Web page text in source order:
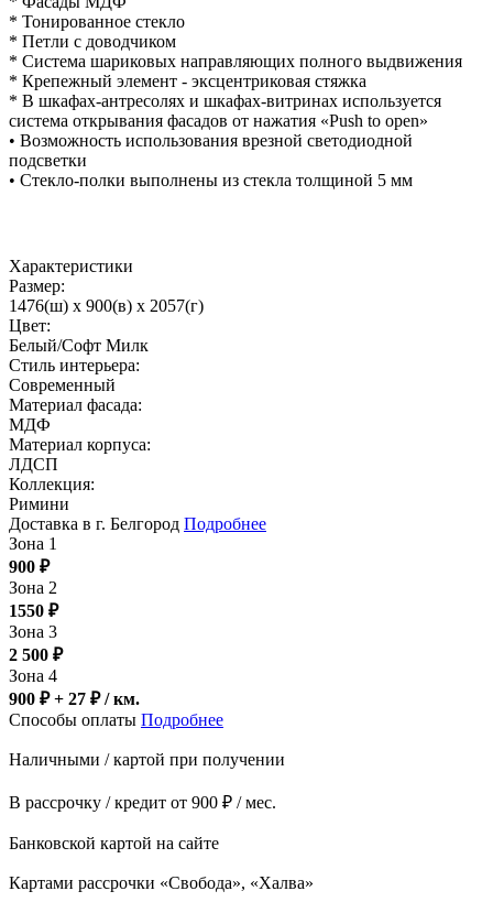
* Тонированное стекло
* Петли с доводчиком
* Система шариковых направляющих полного выдвижения
* Крепежный элемент - эксцентриковая стяжка
* В шкафах-антресолях и шкафах-витринах используется
система открывания фасадов от нажатия «Push to open»
• Возможность использования врезной светодиодной
подсветки
• Стекло-полки выполнены из стекла толщиной 5 мм
Характеристики
Размер:
1476(ш) x 900(в) x 2057(г)
Цвет:
Белый/Софт Милк
Стиль интерьера:
Современный
Материал фасада:
МДФ
Материал корпуса:
ЛДСП
Коллекция:
Римини
Доставка в г. Белгород Подробнее
Зона 1
900 ₽
Зона 2
1550 ₽
Зона 3
2 500 ₽
Зона 4
900 ₽ + 27 ₽/ км.
Способы оплаты Подробнее
Наличными / картой при получении
В рассрочку / кредит от 900 ₽ / мес.
Банковской картой на сайте
Картами рассрочки «Свобода», «Халва»